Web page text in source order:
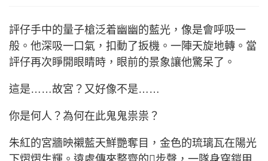
評仔手中的量子槍泛着幽幽的藍光，像是會呼吸一
般。他深吸一口氣，扣動了扳機。一陣天旋地轉。當
評仔再次睜開眼睛時，眼前的景象讓他驚呆了。
這是……故宮？又好像不是……
你是何人？為何在此鬼鬼祟祟？
朱紅的宮牆映襯藍天鮮艷奪目，金色的琉璃瓦在陽光